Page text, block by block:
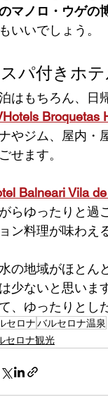
マノロ・ウゲの
いいでしょう。
スパ付きホ
はもちろん、日
Broquetas
やジム、屋内・
せます。
Balneari Vila
らゆったりと過
ン料理が味わえ
の地域がほとん
少ないと思いま
、ゆったりとし
セロナバルセロナ温泉
セロナ観光